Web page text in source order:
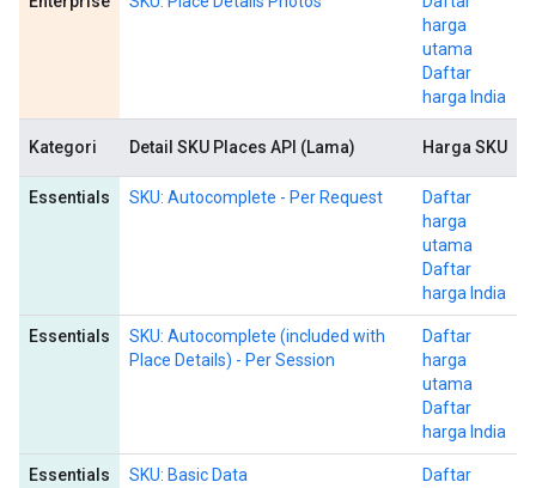
harga
utama
Daftar
harga India
Kategori Detail SKU Places API (Lama) Harga SKU
Essentials SKU: Autocomplete - Per Request
Daftar
harga
utama
Daftar
harga India
Essentials
SKU: Autocomplete (included with
Place Details) - Per Session
Daftar
harga
utama
Daftar
harga India
Essentials SKU: Basic Data
Daftar